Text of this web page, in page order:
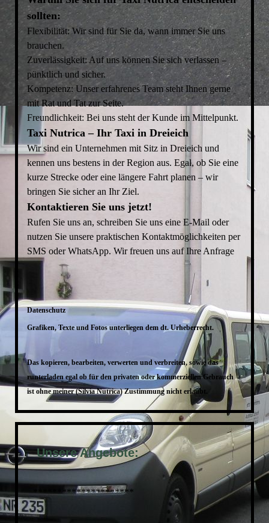
sollten:
Flexibilität: Wir sind für Sie da, wann immer Sie uns
brauchen.
Zuverlässigkeit: Auf uns können Sie sich verlassen –
pünktlich und sicher.
Kompetenz: Unser erfahrenes Team steht Ihnen gerne
mit Rat und Tat zur Seite.
Freundlichkeit: Bei uns steht der Kunde im Mittelpunkt.
Taxi Nutrica – Ihr Taxi in Dreieich
Wir sind ein Unternehmen mit Sitz in Dreieich und
kennen uns bestens in der Region aus. Egal, ob Sie eine
kurze Strecke oder eine längere Fahrt planen – wir
bringen Sie sicher an Ihr Ziel.
Kontaktieren Sie uns jetzt!
Rufen Sie uns an, schreiben Sie uns eine E-Mail oder
nutzen Sie unsere praktischen Kontaktmöglichkeiten per
SMS oder WhatsApp. Wir freuen uns auf Ihre Anfrage
Datenschutz
Grafiken, Texte und Fotos unterliegen dem dt. Urheberrecht.
Das kopieren, bearbeiten, verwerten und verbreiten, sowiedas
runterladen egal ob für den privaten oder kommerziellen Gebrauch
ist ohne meiner (Silvia Nutrica) Zustimmung nicht erlaubt.
Unsere Angebote:
*********************